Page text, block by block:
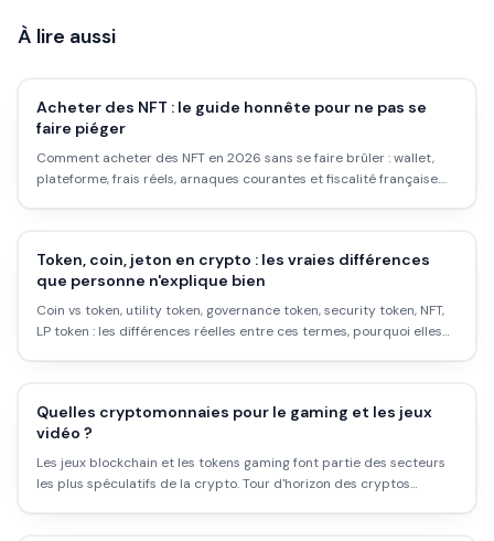
À lire aussi
Acheter des NFT : le guide honnête pour ne pas se
faire piéger
Comment acheter des NFT en 2026 sans se faire brûler : wallet,
plateforme, frais réels, arnaques courantes et fiscalité française.
Token, coin, jeton en crypto : les vraies différences
que personne n'explique bien
Coin vs token, utility token, governance token, security token, NFT,
LP token : les différences réelles entre ces termes, pourquoi elles
Quelles cryptomonnaies pour le gaming et les jeux
vidéo ?
Les jeux blockchain et les tokens gaming font partie des secteurs
les plus spéculatifs de la crypto. Tour d'horizon des cryptos